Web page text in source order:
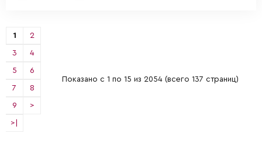
1 2
3 4
5 6
7 8
9 >
>|
Показано с 1 по 15 из 2054 (всего 137 страниц)